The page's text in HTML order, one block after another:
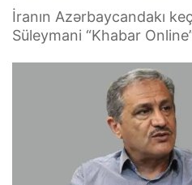
İranın Azərbaycandakı
Süleymani “Khabar